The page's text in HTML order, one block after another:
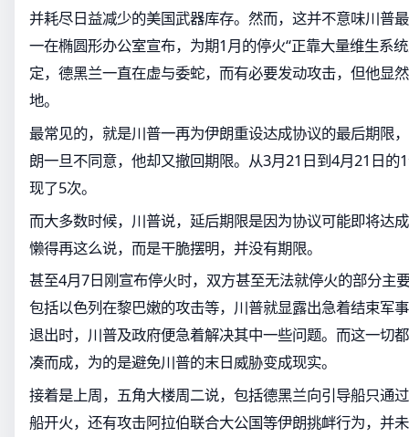
并耗尽日益减少的美国武器库存。然而，这并不意味川普
一在椭圆形办公室宣布，为期1月的停火“正靠大量维生系
定，德黑兰一直在虚与委蛇，而有必要发动攻击，但他显
地。
最常见的，就是川普一再为伊朗重设达成协议的最后期限
朗一旦不同意，他却又撤回期限。从3月21日到4月21日的
现了5次。
而大多数时候，川普说，延后期限是因为协议可能即将达
懒得再这么说，而是干脆摆明，并没有期限。
甚至4月7日刚宣布停火时，双方甚至无法就停火的部分主
包括以色列在黎巴嫩的攻击等，川普就显露出急着结束军
退出时，川普及政府便急着解决其中一些问题。而这一切
凑而成，为的是避免川普的末日威胁变成现实。
接着是上周，五角大楼周二说，包括德黑兰向引导船只通
船开火，还有攻击阿拉伯联合大公国等伊朗挑衅行为，并